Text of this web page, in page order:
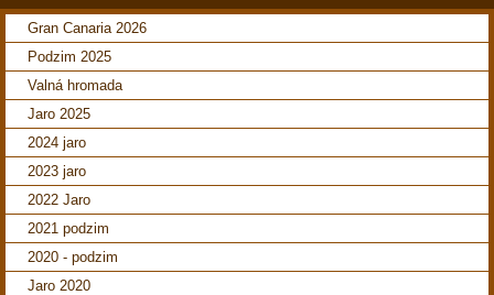
Gran Canaria 2026
Podzim 2025
Valná hromada
Jaro 2025
2024 jaro
2023 jaro
2022 Jaro
2021 podzim
2020 - podzim
Jaro 2020